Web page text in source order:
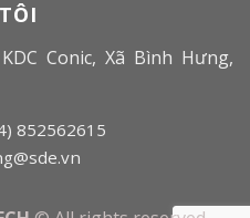
Conic, Xã Bình Hưng,
852562615